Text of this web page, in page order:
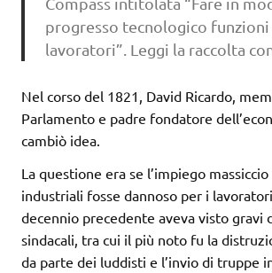
progresso tecnologico funzioni
lavoratori”. Leggi la raccolta
Nel corso del 1821, David Ricardo,
Parlamento e padre fondatore
cambiò idea.
La questione era se l’impiego
industriali fosse dannoso per i
decennio precedente aveva visto gravi
sindacali, tra cui il più noto fu la
da parte dei luddisti e l’invio di truppe